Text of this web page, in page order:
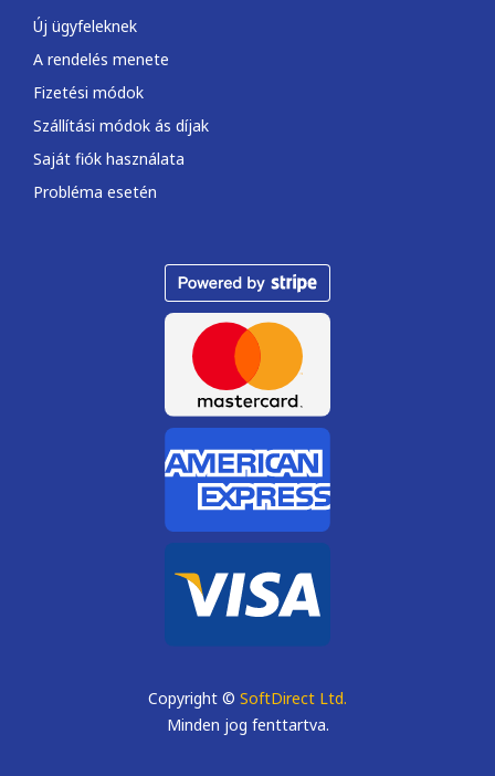
Új ügyfeleknek
A rendelés menete
Fizetési módok
Szállítási módok ás díjak
Saját fiók használata
Probléma esetén
Copyright © SoftDirect Ltd.
Minden jog fenttartva.